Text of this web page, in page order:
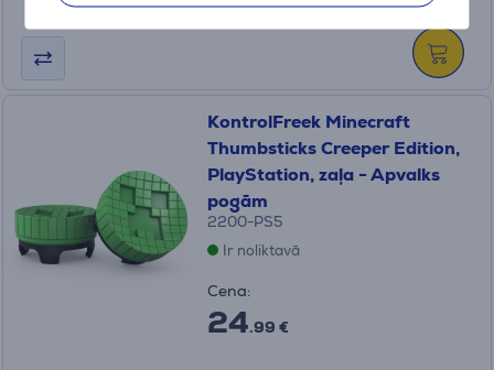
KontrolFreek Minecraft
Thumbsticks Creeper Edition,
PlayStation, zaļa - Apvalks
pogām
2200-PS5
Ir noliktavā
Cena:
24.99 €